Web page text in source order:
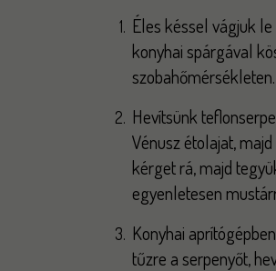
Éles késsel vágjuk
konyhai spárgával
szobahőmérsékleten.
Hevítsünk
Vénusz étolajat,
kérget rá, majd
egyenletesen
Konyhai
tűzre a serpenyőt,